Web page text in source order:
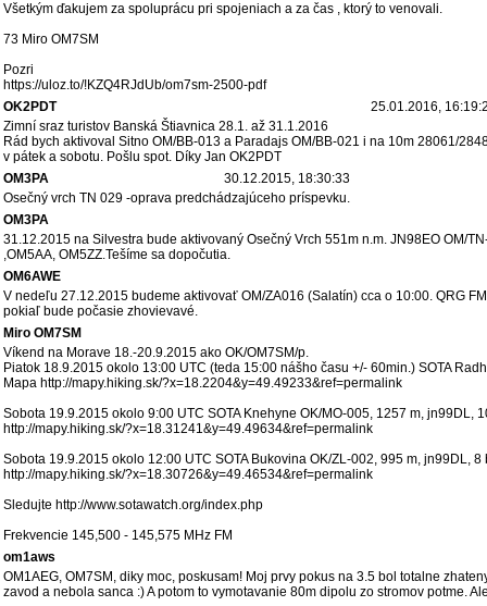
Všetkým ďakujem za spoluprácu pri spojeniach a za čas , ktorý to venovali.
73 Miro OM7SM
Pozri
https://uloz.to/!KZQ4RJdUb/om7sm-2500-pdf
OK2PDT
25.01.2016,
Zimní sraz turistov Banská Štiavnica 28.1. až 31.1.2016
Rád bych aktivoval Sitno OM/BB-013 a Paradajs OM/BB-021 i na 10m 28061/
v pátek a sobotu. Pošlu spot. Díky Jan OK2PDT
OM3PA
30.12.2015, 18:30:33
Osečný vrch TN 029 -oprava predchádzajúceho príspevku.
OM3PA
31.12.2015 na Silvestra bude aktivovaný Osečný Vrch 551m n.m. JN98EO OM/
,OM5AA, OM5ZZ.Tešíme sa dopočutia.
OM6AWE
V nedeľu 27.12.2015 budeme aktivovať OM/ZA016 (Salatín) cca o 10:00. QRG
pokiaľ bude počasie zhovievavé.
Miro OM7SM
Víkend na Morave 18.-20.9.2015 ako OK/OM7SM/p.
Piatok 18.9.2015 okolo 13:00 UTC (teda 15:00 nášho času +/- 60min.) SOTA
Mapa http://mapy.hiking.sk/?x=18.2204&y=49.49233&ref=permalink
Sobota 19.9.2015 okolo 9:00 UTC SOTA Knehyne OK/MO-005, 1257 m, jn99DL,
http://mapy.hiking.sk/?x=18.31241&y=49.49634&ref=permalink
Sobota 19.9.2015 okolo 12:00 UTC SOTA Bukovina OK/ZL-002, 995 m, jn99DL, 8
http://mapy.hiking.sk/?x=18.30726&y=49.46534&ref=permalink
Sledujte http://www.sotawatch.org/index.php
Frekvencie 145,500 - 145,575 MHz FM
om1aws
OM1AEG, OM7SM, diky moc, poskusam! Moj prvy pokus na 3.5 bol totalne
zavod a nebola sanca :) A potom to vymotavanie 80m dipolu zo stromov potme.